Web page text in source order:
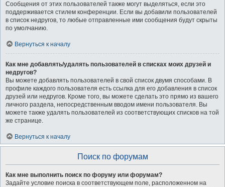
Сообщения от этих пользователей также могут выделяться, если это
поддерживается стилем конференции. Если вы добавили пользователей
в список недругов, то любые отправленные ими сообщения будут скрыты
по умолчанию.
Вернуться к началу
Как мне добавлять/удалять пользователей в списках моих друзей и
недругов?
Вы можете добавлять пользователей в свой список двумя способами. В
профиле каждого пользователя есть ссылка для его добавления в список
друзей или недругов. Кроме того, вы можете сделать это прямо из вашего
личного раздела, непосредственным вводом имени пользователя. Вы
можете также удалять пользователей из соответствующих списков на той
же странице.
Вернуться к началу
Поиск по форумам
Как мне выполнить поиск по форуму или форумам?
Задайте условие поиска в соответствующем поле, расположенном на